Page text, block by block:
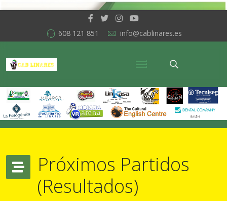
608 121 851 info@cablinares.es
Próximos Partidos
(Resultados)